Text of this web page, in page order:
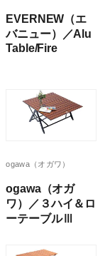
EVERNEW（エ
バニュー）／Alu
Table/Fire
ogawa（オガワ）
ogawa（オガ
ワ）／３ハイ＆ロ
ーテーブルⅢ